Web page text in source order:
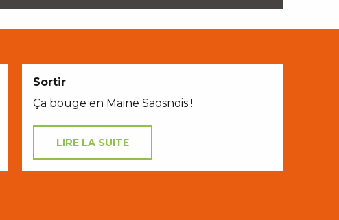
Sortir
Ça bouge en Maine Saosnois !
LIRE LA SUITE